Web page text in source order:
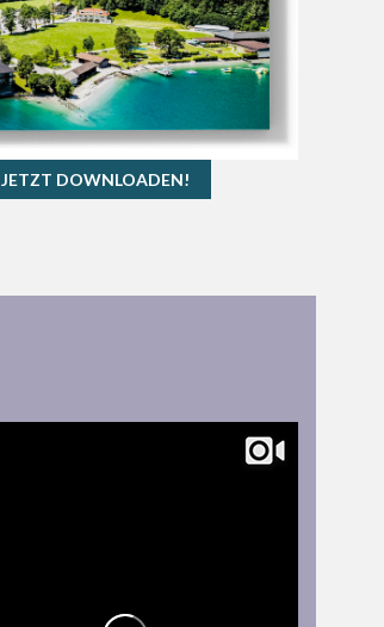
JETZT DOWNLOADEN!